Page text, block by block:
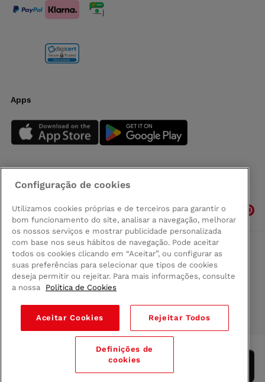
Adicionar ao carrinho
Apps
Siga-nos
© 2026 Conforama
Comprar na Madeira
Política de privacidad
Termos e Condições
Configuração de cookies
Utilizamos cookies próprias e de terceiros para garantir o
bom funcionamento do site, analisar a navegação, melhorar
os nossos serviços e mostrar publicidade personalizada
com base nos seus hábitos de navegação. Pode aceitar
todos os cookies clicando em “Aceitar”, ou configurar as
suas preferências para selecionar que tipos de cookies
deseja permitir ou rejeitar. Para mais informações, consulte
a nossa
Política de Cookies
Aceitar Cookies Rejeitar Todos
Definições de
cookies